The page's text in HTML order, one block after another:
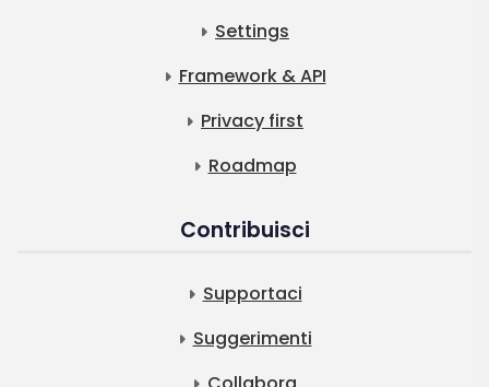
Settings
Framework & API
Privacy first
Roadmap
Contribuisci
Supportaci
Suggerimenti